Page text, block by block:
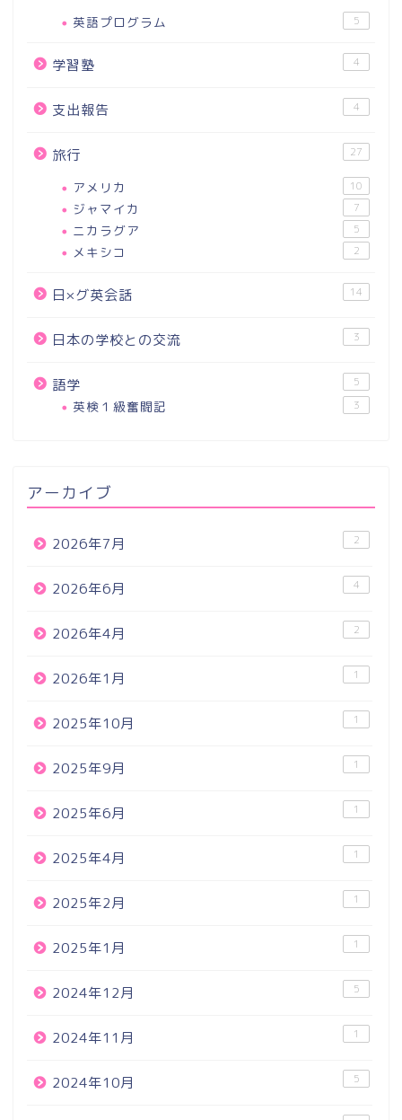
英語プログラム 5
学習塾 4
支出報告 4
旅行 27
アメリカ 10
ジャマイカ 7
ニカラグア 5
メキシコ 2
日×グ英会話 14
日本の学校との交流 3
語学 5
英検１級奮闘記 3
アーカイブ
2026年7月 2
2026年6月 4
2026年4月 2
2026年1月 1
2025年10月 1
2025年9月 1
2025年6月 1
2025年4月 1
2025年2月 1
2025年1月 1
2024年12月 5
2024年11月 1
2024年10月 5